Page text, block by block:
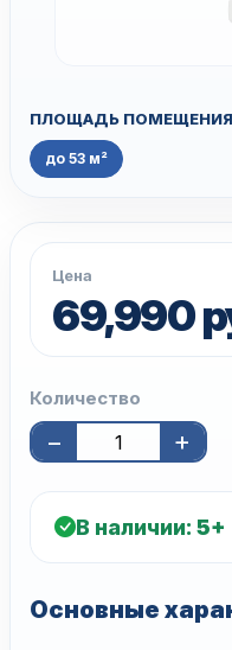
ПЛОЩАДЬ
до 53 м²
Цена
69,990
Количество
− +
В наличии: 5+
Основные